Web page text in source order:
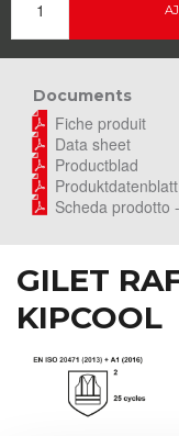
Documents
Fiche produit
Data sheet
Productblad
Produktdatenblatt
Scheda prodotto
GILET
KIPCOOL